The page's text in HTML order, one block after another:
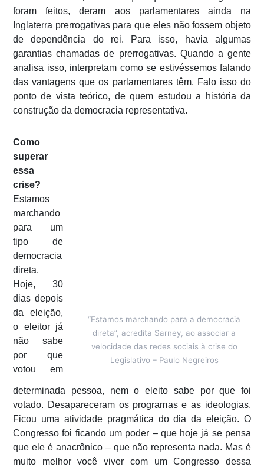
foram feitos, deram aos parlamentares ainda na
Inglaterra prerrogativas para que eles não fossem objeto
de dependência do rei. Para isso, havia algumas
garantias chamadas de prerrogativas. Quando a gente
analisa isso, interpretam como se estivéssemos falando
das vantagens que os parlamentares têm. Falo isso do
ponto de vista teórico, de quem estudou a história da
construção da democracia representativa.
“Estamos marchando para a democracia
direta”, acredita Sarney, ao associar a
velocidade das redes sociais à crise do
Legislativo – Paulo Negreiros
Como
superar
essa
crise?
Estamos
marchando
para um
tipo de
democracia
direta.
Hoje, 30
dias depois
da eleição,
o eleitor já
não sabe
por que
votou em
determinada pessoa, nem o eleito sabe por que foi
votado. Desapareceram os programas e as ideologias.
Ficou uma atividade pragmática do dia da eleição. O
Congresso foi ficando um poder – que hoje já se pensa
que ele é anacrônico – que não representa nada. Mas é
muito melhor você viver com um Congresso dessa